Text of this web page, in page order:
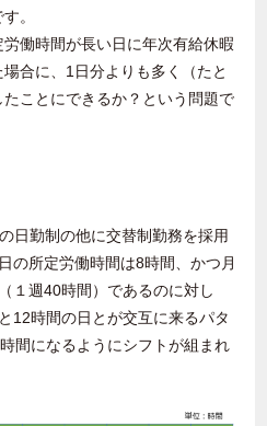
。
働時間が長い日に年次有給休暇
場合に、1日分よりも多く（たと
ことにできるか？という問題で
日勤制の他に交替制勤務を採用
の所定労働時間は8時間、かつ月
１週40時間）であるのに対し
12時間の日とが交互に来るパタ
間になるようにシフトが組まれ